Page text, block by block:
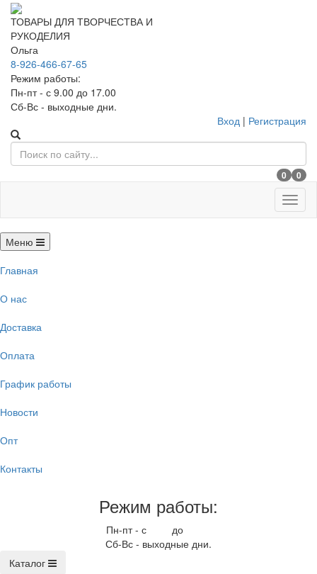
ТОВАРЫ ДЛЯ ТВОРЧЕСТВА И
РУКОДЕЛИЯ
Ольга
8-926-466-67-65
Режим работы:
Пн-пт - с 9.00 до 17.00
Сб-Вс - выходные дни.
Вход | Регистрация
0
0
Меню
Меню
Главная
О нас
Доставка
Оплата
График работы
Новости
Опт
Контакты
Режим работы:
Пн-пт - с до
Сб-Вс - выходные дни.
Каталог